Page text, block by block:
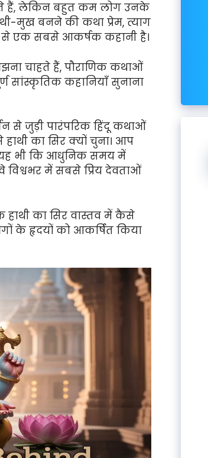
हैं, लेकिन बहुत कम लोग उनके
मुख बनने की कथा प्रेम, त्याग
से एक सबसे आकर्षक कहानी है।
चाहते हैं, पौराणिक कथाओं
सांस्कृतिक कहानियाँ सुनाना
से जुड़ी पारंपरिक हिंदू कथाओं
का सिर क्यों चुना। आप
यह भी कि आधुनिक समय में
में सबसे प्रिय देवताओं
का सिर वास्तव में कैसे
के हृदयों को आकर्षित किया